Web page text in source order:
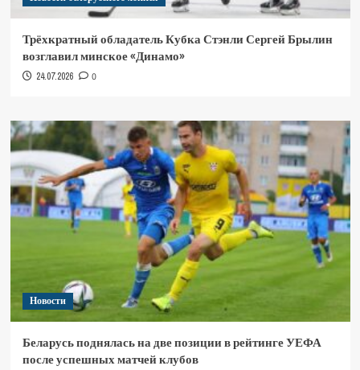
Трёхкратный обладатель Кубка Стэнли Сергей Брылин
возглавил минское «Динамо»
24.07.2026 0
Новости
Беларусь поднялась на две позиции в рейтинге УЕФА
после успешных матчей клубов